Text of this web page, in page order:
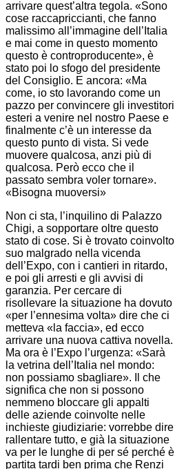
arrivare quest’altra tegola. «Sono
cose raccapriccianti, che fanno
malissimo all’immagine dell’Italia
e mai come in questo momento
questo è controproducente», è
stato poi lo sfogo del presidente
del Consiglio. E ancora: «Ma
come, io sto lavorando come un
pazzo per convincere gli investitori
esteri a venire nel nostro Paese e
finalmente c’è un interesse da
questo punto di vista. Si vede
muovere qualcosa, anzi più di
qualcosa. Però ecco che il
passato sembra voler tornare».
«Bisogna muoversi»
Non ci sta, l’inquilino di Palazzo
Chigi, a sopportare oltre questo
stato di cose. Si è trovato coinvolto
suo malgrado nella vicenda
dell’Expo, con i cantieri in ritardo,
e poi gli arresti e gli avvisi di
garanzia. Per cercare di
risollevare la situazione ha dovuto
«per l’ennesima volta» dire che ci
metteva «la faccia», ed ecco
arrivare una nuova cattiva novella.
Ma ora è l’Expo l’urgenza: «Sarà
la vetrina dell’Italia nel mondo:
non possiamo sbagliare». Il che
significa che non si possono
nemmeno bloccare gli appalti
delle aziende coinvolte nelle
inchieste giudiziarie: vorrebbe dire
rallentare tutto, e già la situazione
va per le lunghe di per sé perché è
partita tardi ben prima che Renzi